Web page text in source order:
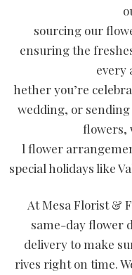
sourcing our
ensuring the
every
hether you’re
wedding, or
flowers,
l flower
special holidays like
At Mesa Florist &
same-day flower
delivery to make
rives right on time.